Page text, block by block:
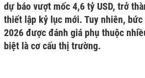
dự báo vượt mốc 4,6 tỷ USD, trở
thiết lập kỷ lục mới. Tuy nhiên, bức
2026 được đánh giá phụ thuộc
biệt là cơ cấu thị trường.